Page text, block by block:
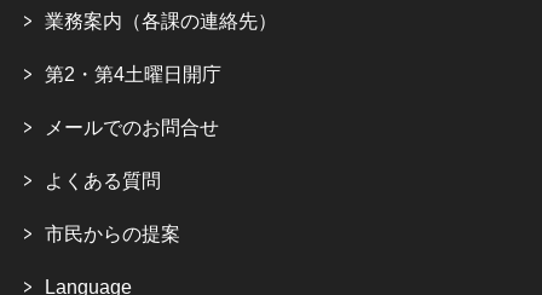
業務案内（各課の連絡先）
第2・第4土曜日開庁
メールでのお問合せ
よくある質問
市民からの提案
Language